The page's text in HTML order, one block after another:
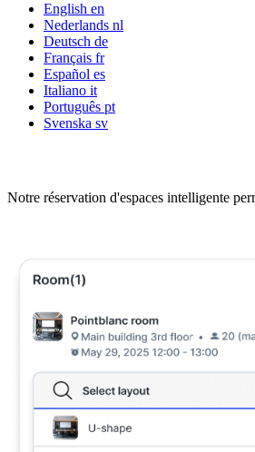
English en
Nederlands nl
Deutsch de
Français fr
Español es
Italiano it
Português pt
Svenska sv
Notre réservation d'espaces intelligente